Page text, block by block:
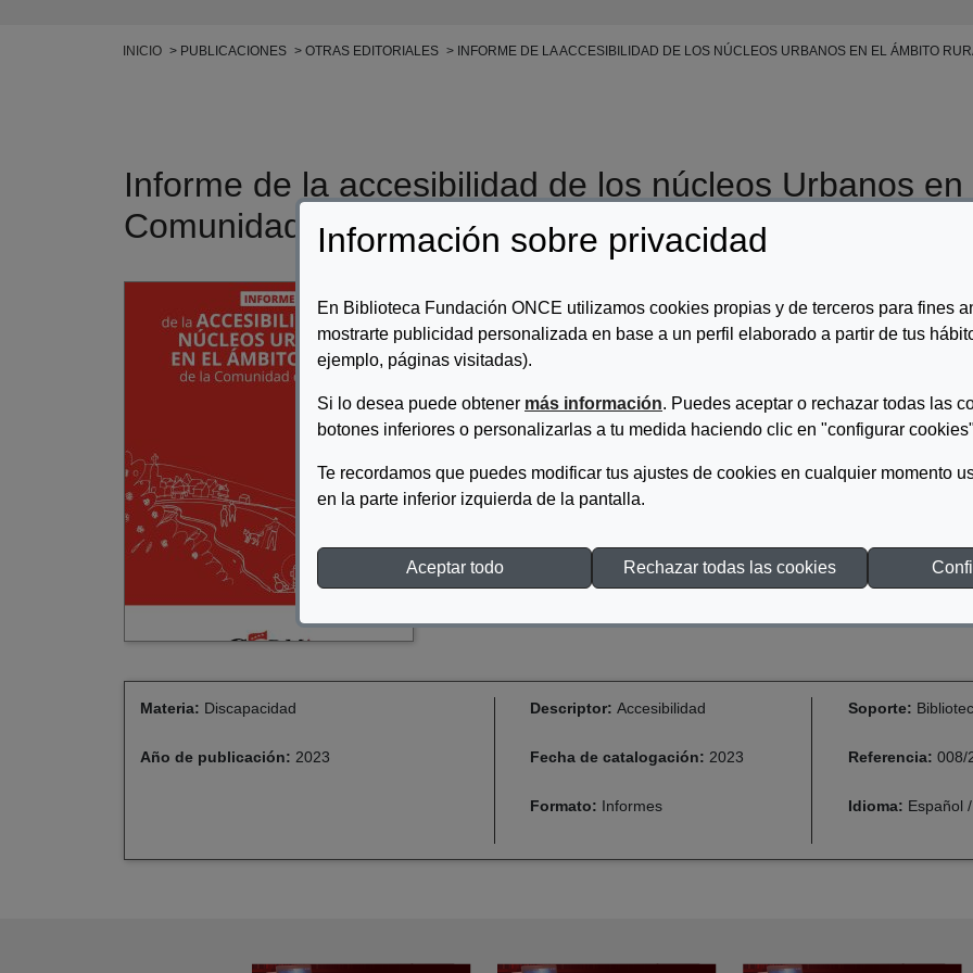
Información sobre privacidad
En Biblioteca Fundación ONCE utilizamos cookies propias y de terceros para fines
mostrarte publicidad personalizada en base a un perfil elaborado a partir de tus
ejemplo, páginas visitadas).
Si lo desea puede obtener más información. Puedes aceptar o rechazar todas las
botones inferiores o personalizarlas a tu medida haciendo clic en "configurar
Te recordamos que puedes modificar tus ajustes de cookies en cualquier momento
en la parte inferior izquierda de la pantalla.
Aceptar todo Rechazar todas las cookies
Ruta de navegación
INICIO PUBLICACIONES OTRAS EDITORIALES INFORME DE LA ACCESIBILIDAD DE LOS NÚCLEOS URBANOS EN EL ÁMBITO
Informe de la accesibilidad de los núcleos Urbanos
Comunidad de Madrid
Descripcion:
El estudio sobre de la accesibilidad de los Núcleos urbanos de la
información a fecha del mes de diciembre de 2021. En una primera fase
que van a someterse al análisis de la accesibilidad en base a dos
discapacidad de cada uno de ellos. Posteriormente, se han
accesibilidad en cada uno de los municipios, seleccionados por ser
Materia: Discapacidad
Año de publicación: 2023
Descriptor:Accesibilidad
Fecha de catalogación: 2023
Formato: Informes
Soporte:
Referencia: 008/
Idioma: Español